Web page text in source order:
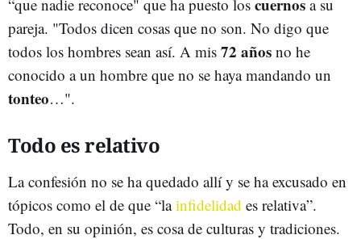
“que nadie reconoce" que ha puesto los cuernos a su
pareja. "Todos dicen cosas que no son. No digo que
todos los hombres sean así. A mis 72 años no he
conocido a un hombre que no se haya mandando un
tonteo…".
Todo es relativo
La confesión no se ha quedado allí y se ha excusado en
tópicos como el de que “lainfidelidad es relativa”.
Todo, en su opinión, es cosa de culturas y tradiciones.